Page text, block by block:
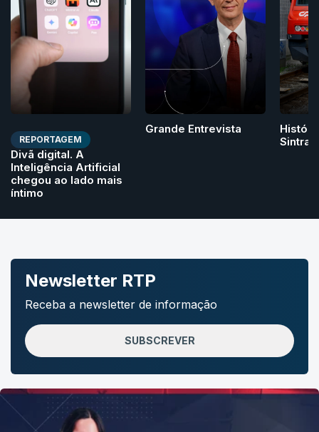
REPORTAGEM
Divã digital. A
Inteligência Artificial
chegou ao lado mais
íntimo
Grande Entrevista
Sintra
Newsletter RTP
Receba a newsletter de informação
SUBSCREVER